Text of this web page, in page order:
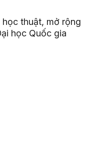
thuật, mở rộng
học Quốc gia